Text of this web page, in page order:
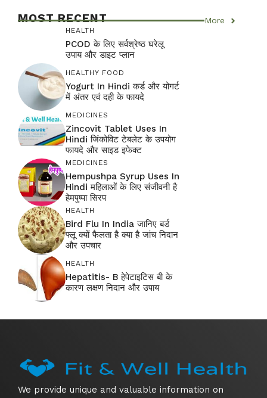
MOST RECENT More
HEALTH
PCOD के लिए सर्वश्रेष्ठ घरेलू
उपाय और डाइट प्लान
HEALTHY FOOD
Yogurt In Hindi कर्ड और योगर्ट
में अंतर एवं दही के फायदे
MEDICINES
Zincovit Tablet Uses In
Hindi जिंकोविट टेबलेट के उपयोग
फायदे और साइड इफेक्ट
MEDICINES
Hempushpa Syrup Uses In
Hindi महिलाओं के लिए संजीवनी है
हेमपुष्पा सिरप
HEALTH
Bird Flu In India जानिए बर्ड
फ्लू क्यों फैलता है क्या है जांच निदान
और उपचार
HEALTH
Hepatitis- B हेपेटाइटिस बी के
कारण लक्षण निदान और उपाय
We provide unique and valuable information on